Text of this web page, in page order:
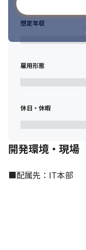
想定年収
雇用形態
休日・休暇
開発環境・現場
■配属先：IT本部